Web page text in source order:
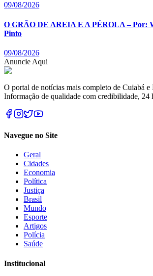
09/08/2026
O GRÃO DE AREIA E A PÉROLA – Por:
Pinto
09/08/2026
Anuncie Aqui
O portal de notícias mais completo de Cuiabá e
Informação de qualidade com credibilidade, 24
Navegue no Site
Geral
Cidades
Economia
Política
Justiça
Brasil
Mundo
Esporte
Artigos
Polícia
Saúde
Institucional